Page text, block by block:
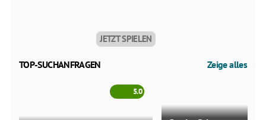
JETZT SPIELEN
TOP-SUCHANFRAGEN Zeige alles
5.0